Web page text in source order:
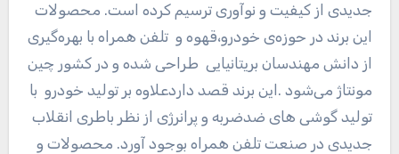
جدیدی از کیفیت و نوآوری ترسیم کرده است. محصولات
این برند در حوزه‌ی خودرو،قهوه و تلفن همراه با بهره‌گیری
از دانش مهندسان بریتانیایی طراحی شده و در کشور چین
مونتاژ می‌شود .این برند قصد داردعلاوه بر تولید خودرو با
تولید گوشی های ضدضربه و پرانرژی از نظر باطری انقلاب
جدیدی در صنعت تلفن همراه بوجود آورد. محصولات و